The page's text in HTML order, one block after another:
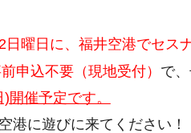
日曜日に、福井空港でセス
申込不要（現地受付） で
開催予定です。
港に遊びに来てください！